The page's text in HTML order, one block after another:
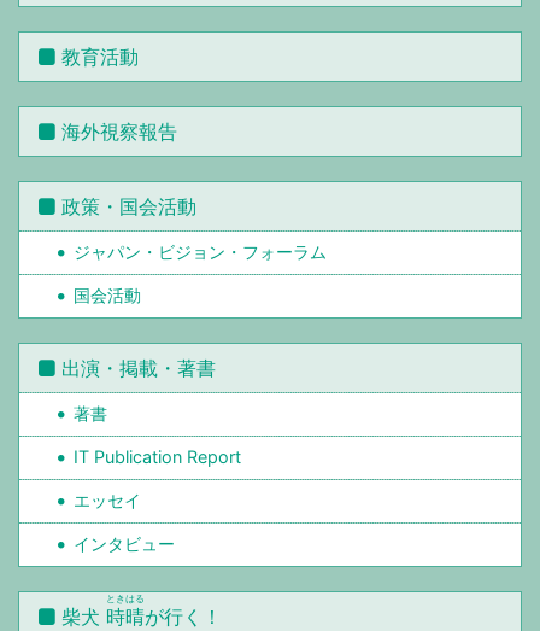
教育活動
海外視察報告
政策・国会活動
ジャパン・ビジョン・フォーラム
国会活動
出演・掲載・著書
著書
IT Publication Report
エッセイ
インタビュー
柴犬 時晴
ときはる
が行く！